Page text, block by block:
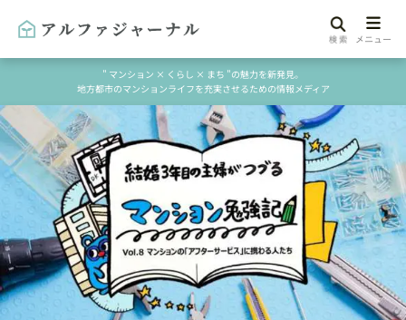
" マンション × くらし × まち "の魅力を新発見。
地方都市のマンションライフを充実させるための情報メディア